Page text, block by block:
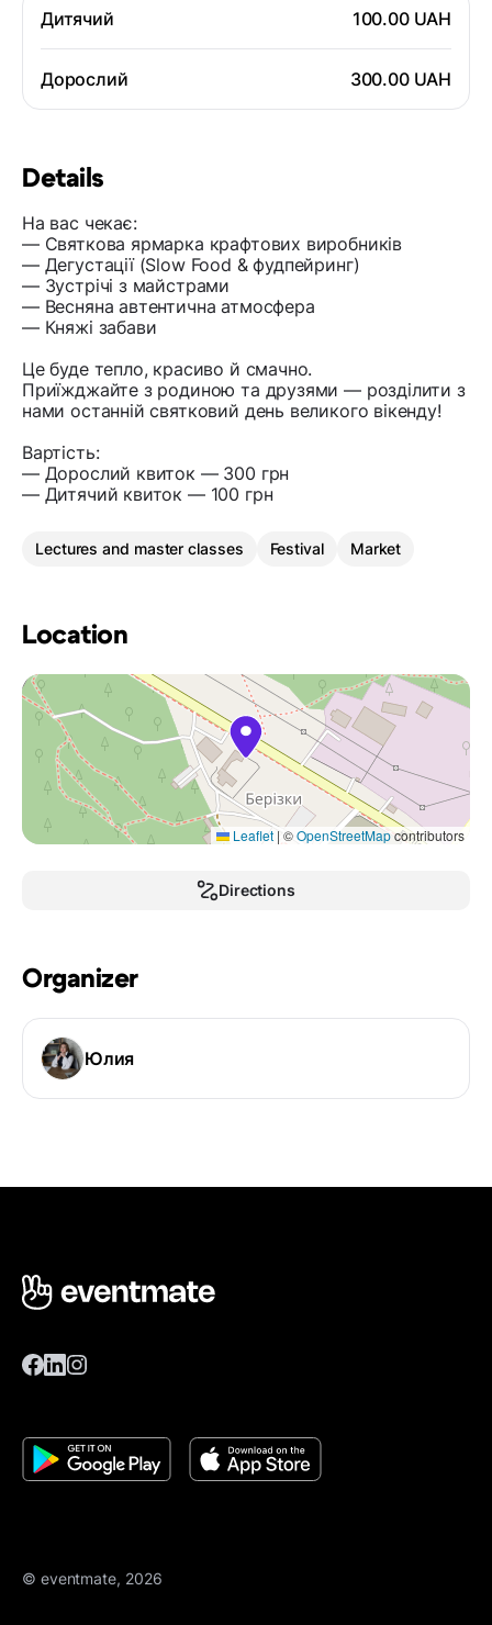
Дитячий 100.00 UAH
Дорослий 300.00 UAH
Details
На вас чекає:
— Святкова ярмарка крафтових виробників
— Дегустації (Slow Food & фудпейринг)
— Зустрічі з майстрами
— Весняна автентична атмосфера
— Княжі забави
Це буде тепло, красиво й смачно.
Приїжджайте з родиною та друзями — розділити з
нами останній святковий день великого вікенду!
Вартість:
— Дорослий квиток — 300 грн
— Дитячий квиток — 100 грн
Lectures and master classes Festival Market
Location
Leaflet | ©OpenStreetMapcontributors
Directions
Organizer
Юлия
© eventmate, 2026